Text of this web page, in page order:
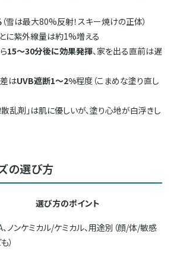
（雪は最大80%反射！スキー焼けの正体）
に紫外線量は約1%増える
15〜30分後に効果発揮、家を出る直前は遅
はUVB遮断1〜2%程度（こまめな塗り直し
散乱剤」は肌に優しいが、塗り心地が白浮きし
の選び方
選び方のポイント
、ノンケミカル/ケミカル、用途別（顔/体/敏感
）